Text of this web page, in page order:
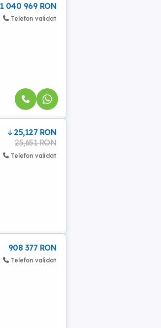
1 040 969 RON
Telefon validat
25,127 RON
25,651 RON
Telefon validat
908 377 RON
Telefon validat